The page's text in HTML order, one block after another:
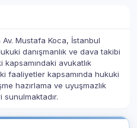
Mustafa Koca, İstanbul
danışmanlık ve dava takibi
avukatlık
faaliyetler kapsamında hukuki
hazırlama ve uyuşmazlık